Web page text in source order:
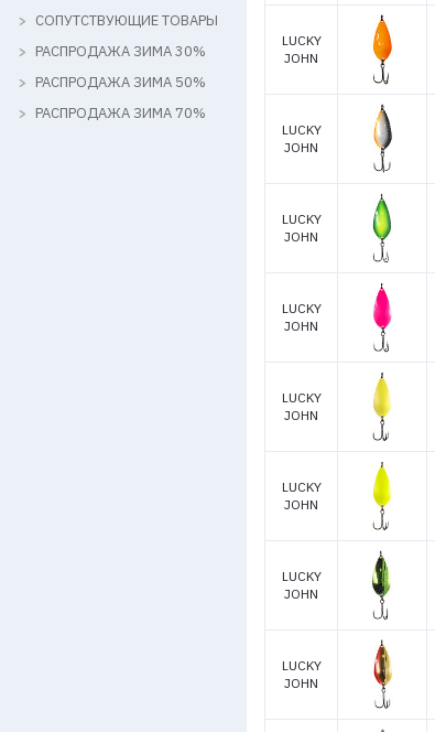
СОПУТСТВУЮЩИЕ ТОВАРЫ
РАСПРОДАЖА ЗИМА 30%
РАСПРОДАЖА ЗИМА 50%
РАСПРОДАЖА ЗИМА 70%
LUCKY
JOHN
LUCKY
JOHN
LUCKY
JOHN
LUCKY
JOHN
LUCKY
JOHN
LUCKY
JOHN
LUCKY
JOHN
LUCKY
JOHN